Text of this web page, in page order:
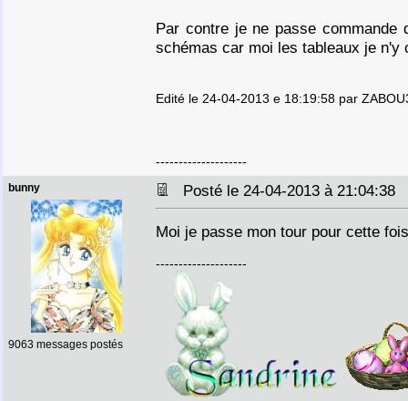
Par contre je ne passe
schémas car moi les tableaux je n'y
Edité le 24-04-2013 e 18:19:58 par
--------------------
bunny
9063 messages postés
Posté le 24-04-2013 à 21:04:38
Moi je passe mon tour pour cette
--------------------